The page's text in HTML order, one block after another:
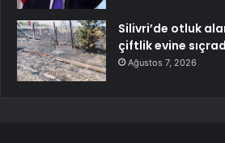
Silivri’de otluk
çiftlik evine
Ağustos 7, 2026